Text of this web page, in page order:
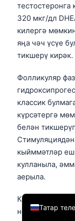
тестостеронга
320 мкг/дл
килергә
яңа чәч үсүе
тикшерү кирәк.
Фолликуляр
классик
күрсәтергә
белән
кыйммәтләр еш
кулланыла,
аерыла.
Кортизол һәр
нәтиҗәсеТатар теле
Deutsch
Français
עִבְרִית
Italiano
Español
Português
Ελληνικά
Türkçe
Română
简体中文